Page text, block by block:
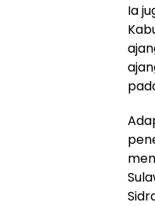
Ia